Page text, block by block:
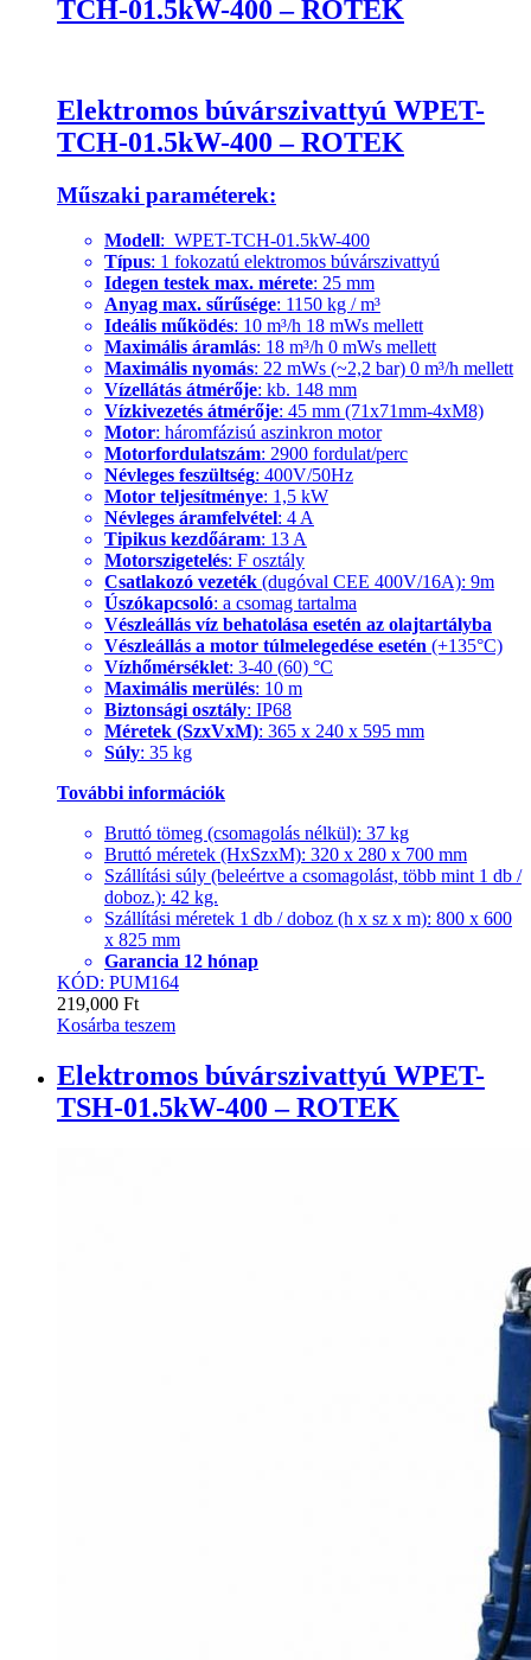
TCH-01.5kW-400 – ROTEK
Elektromos búvárszivattyú WPET-
TCH-01.5kW-400 – ROTEK
Műszaki paraméterek:
Modell: WPET-TCH-01.5kW-400
Típus: 1 fokozatú elektromos búvárszivattyú
Idegen testek max. mérete: 25 mm
Anyag max. sűrűsége: 1150 kg / m³
Ideális működés: 10 m³/h 18 mWs mellett
Maximális áramlás: 18 m³/h 0 mWs mellett
Maximális nyomás: 22 mWs (~2,2 bar) 0 m³/h mellett
Vízellátás átmérője: kb. 148 mm
Vízkivezetés átmérője: 45 mm (71x71mm-4xM8)
Motor: háromfázisú aszinkron motor
Motorfordulatszám: 2900 fordulat/perc
Névleges feszültség: 400V/50Hz
Motor teljesítménye: 1,5 kW
Névleges áramfelvétel: 4 A
Tipikus kezdőáram: 13 A
Motorszigetelés: F osztály
Csatlakozó vezeték (dugóval CEE 400V/16A): 9m
Úszókapcsoló: a csomag tartalma
Vészleállás víz behatolása esetén az olajtartályba
Vészleállás a motor túlmelegedése esetén (+135°C)
Vízhőmérséklet: 3-40 (60) °C
Maximális merülés: 10 m
Biztonsági osztály: IP68
Méretek (SzxVxM): 365 x 240 x 595 mm
Súly: 35 kg
További információk
Bruttó tömeg (csomagolás nélkül): 37 kg
Bruttó méretek (HxSzxM): 320 x 280 x 700 mm
Szállítási súly (beleértve a csomagolást, több mint 1 db /
doboz.): 42 kg.
Szállítási méretek 1 db / doboz (h x sz x m): 800 x 600
x 825 mm
Garancia 12 hónap
KÓD: PUM164
219,000 Ft
Kosárba teszem
Elektromos búvárszivattyú WPET-
TSH-01.5kW-400 – ROTEK